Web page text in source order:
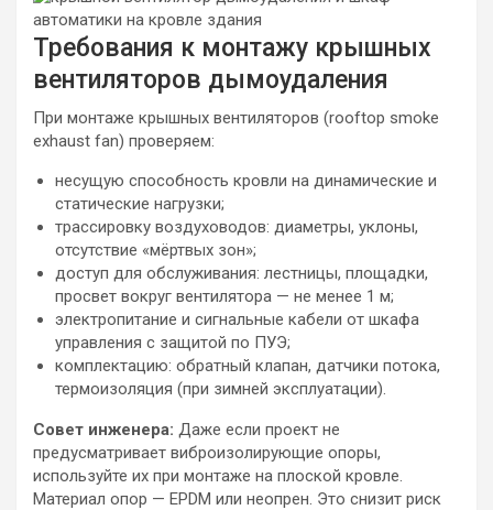
Требования к монтажу крышных
вентиляторов дымоудаления
При монтаже крышных вентиляторов (rooftop smoke
exhaust fan) проверяем:
несущую способность кровли на динамические и
статические нагрузки;
трассировку воздуховодов: диаметры, уклоны,
отсутствие «мёртвых зон»;
доступ для обслуживания: лестницы, площадки,
просвет вокруг вентилятора — не менее 1 м;
электропитание и сигнальные кабели от шкафа
управления с защитой по ПУЭ;
комплектацию: обратный клапан, датчики потока,
термоизоляция (при зимней эксплуатации).
Совет инженера: Даже если проект не
предусматривает виброизолирующие опоры,
используйте их при монтаже на плоской кровле.
Материал опор — EPDM или неопрен. Это снизит риск